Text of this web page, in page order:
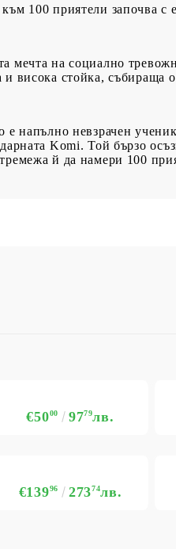
100 приятели започва с
мечта на социално
и висока стойка, събираща
e напълно невзрачен
Komi. Той бързо
й да намери 100
€5000 9779лв.
€13996 27374лв.